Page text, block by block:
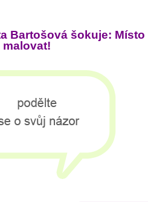
Bartošová šokuje: Místo